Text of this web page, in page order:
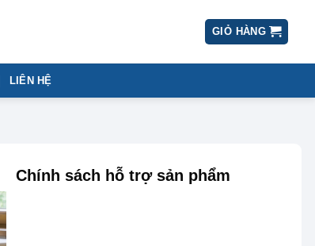
GIỎ HÀNG
LIÊN HỆ
Chính sách hỗ trợ sản phẩm